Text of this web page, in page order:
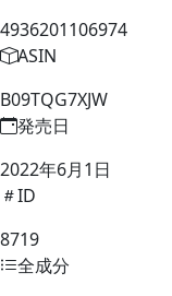
4936201106974
ASIN
B09TQG7XJW
発売日
2022年6月1日
ID
8719
全成分